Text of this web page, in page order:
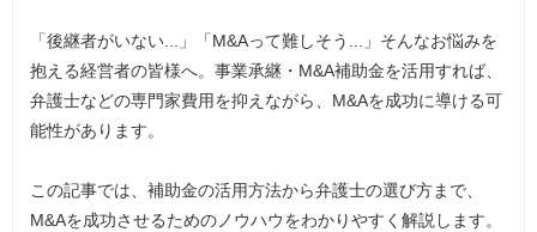
「後継者がいない...」「M&Aって難しそう...」そんなお悩みを
抱える経営者の皆様へ。事業承継・M&A補助金を活用すれば、
弁護士などの専門家費用を抑えながら、M&Aを成功に導ける可
能性があります。
この記事では、補助金の活用方法から弁護士の選び方まで、
M&Aを成功させるためのノウハウをわかりやすく解説します。